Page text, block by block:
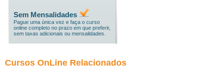
Sem Mensalidades
Pague uma única vez e faça o curso
online completo no prazo em que preferir,
sem taxas adicionais ou mensalidades.
Cursos OnLine Relacionados